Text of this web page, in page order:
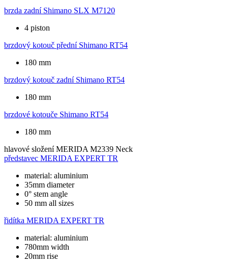
brzda zadní Shimano SLX M7120
4 piston
brzdový kotouč přední Shimano RT54
180 mm
brzdový kotouč zadní Shimano RT54
180 mm
brzdové kotouče Shimano RT54
180 mm
hlavové složení MERIDA M2339 Neck
představec MERIDA EXPERT TR
material: aluminium
35mm diameter
0° stem angle
50 mm all sizes
řidítka MERIDA EXPERT TR
material: aluminium
780mm width
20mm rise